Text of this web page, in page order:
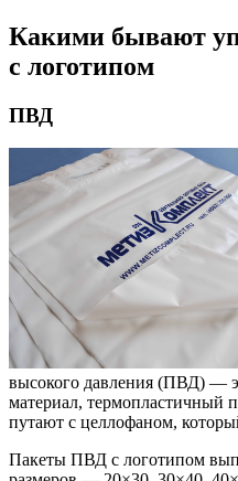
Какими бывают
с логотипом
ПВД
высокого давления (ПВД) —
материал, термопластичный
путают с целлофаном,
Пакеты ПВД с логотипом